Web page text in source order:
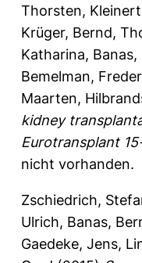
Thorsten,
Krüger, Bernd,
Katharina,
Bemelman,
Maarten,
kidney
Eurotransplant
nicht vorhanden.
Zschiedrich,
Ulrich, Banas,
Gaedeke, Jens,